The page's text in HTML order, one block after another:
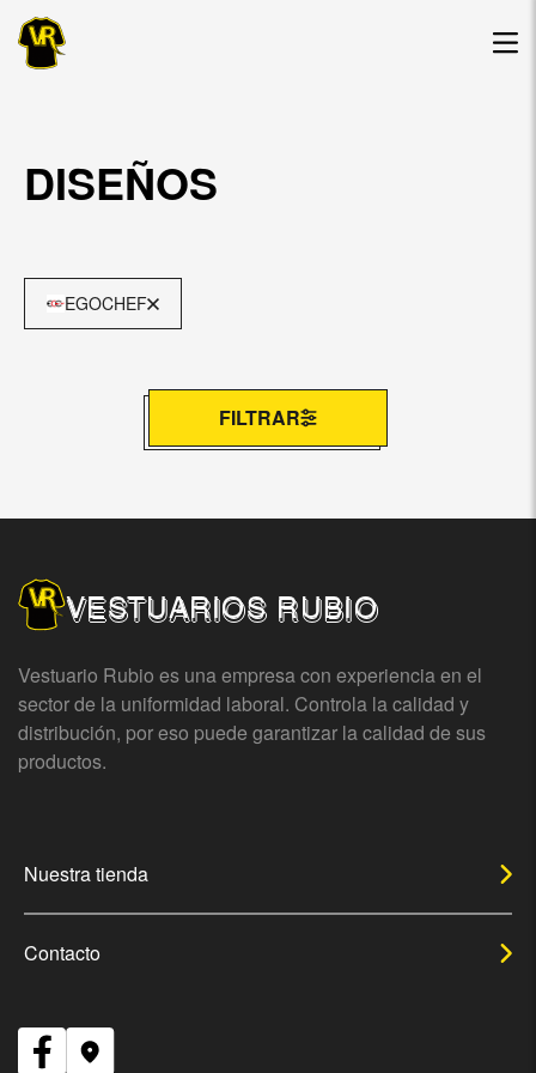
DISEÑOS
EGOCHEF
FILTRAR
VESTUARIOS RUBIO
Vestuario Rubio es una empresa con experiencia en el
sector de la uniformidad laboral. Controla la calidad y
distribución, por eso puede garantizar la calidad de sus
productos.
Nuestra tienda
Contacto